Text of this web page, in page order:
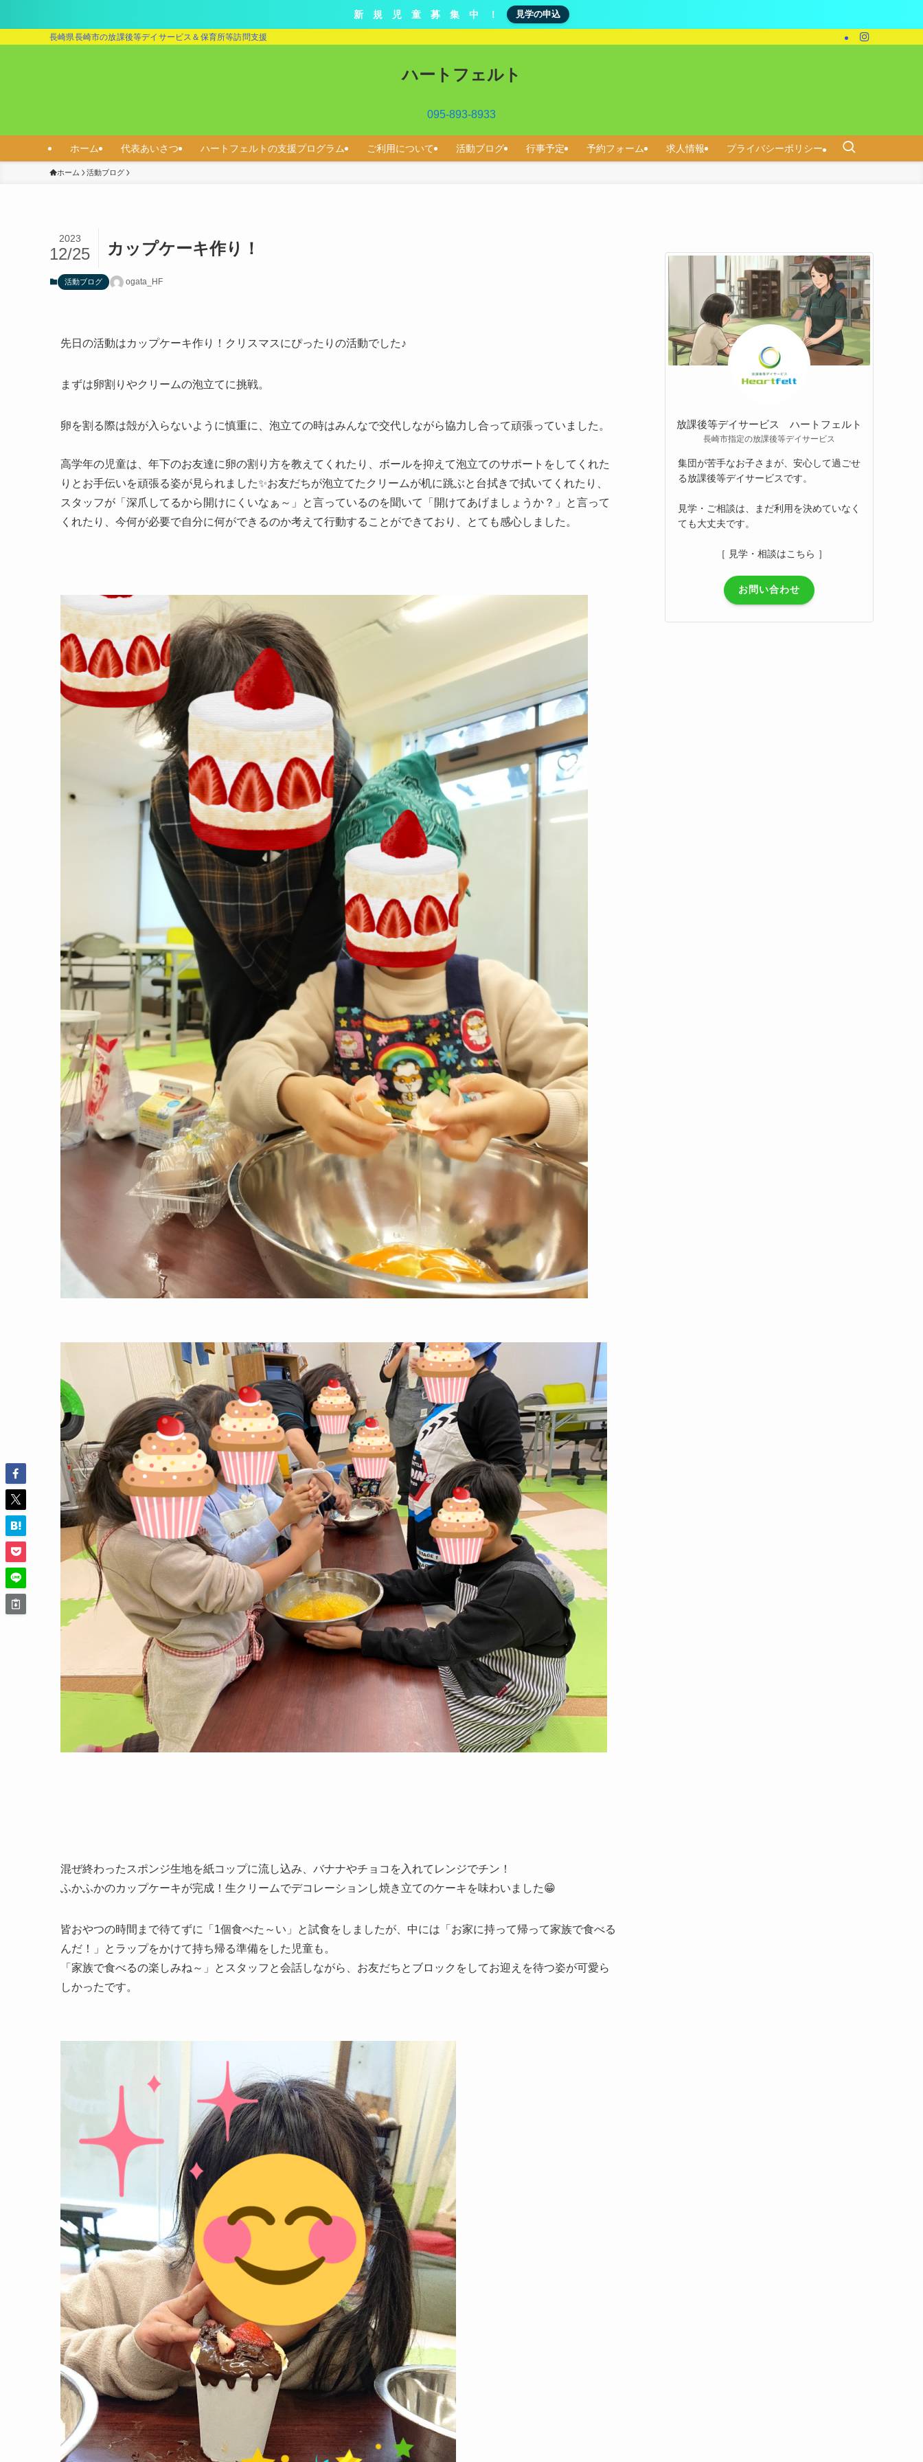
新 規 児 童 募 集 中 ！ 見学の申込
長崎県長崎市の放課後等デイサービス＆保育所等訪問支援
ハートフェルト
ホーム 代表あいさつ ハートフェルトの支援プログラム ご利用について 活動ブログ 行事予定 予約フォーム 求人情報 プライバシーポリシー
095-893-8933
ホーム 活動ブログ
カップケーキ作り！
2023
12/25
活動ブログ ogata_HF
先日の活動はカップケーキ作り！クリスマスにぴったりの活動でした♪
まずは卵割りやクリームの泡立てに挑戦。
卵を割る際は殻が入らないように慎重に、泡立ての時はみんなで交代しながら協力し合って頑張っていました。
高学年の児童は、年下のお友達に卵の割り方を教えてくれたり、ボールを抑えて泡立てのサポートをしてくれた
りとお手伝いを頑張る姿が見られました✨お友だちが泡立てたクリームが机に跳ぶと台拭きで拭いてくれたり、
スタッフが「深爪してるから開けにくいなぁ～」と言っているのを聞いて「開けてあげましょうか？」と言って
くれたり、今何が必要で自分に何ができるのか考えて行動することができており、とても感心しました。
混ぜ終わったスポンジ生地を紙コップに流し込み、バナナやチョコを入れてレンジでチン！
ふかふかのカップケーキが完成！生クリームでデコレーションし焼き立てのケーキを味わいました😁
皆おやつの時間まで待てずに「1個食べた～い」と試食をしましたが、中には「お家に持って帰って家族で食べる
んだ！」とラップをかけて持ち帰る準備をした児童も。
「家族で食べるの楽しみね～」とスタッフと会話しながら、お友だちとブロックをしてお迎えを待つ姿が可愛ら
しかったです。
放課後等デイサービス ハートフェルト
長崎市指定の放課後等デイサービス
集団が苦手なお子さまが、安心して過ごせ
る放課後等デイサービスです。
見学・ご相談は、まだ利用を決めていなく
ても大丈夫です。
［ 見学・相談はこちら ］
お問い合わせ